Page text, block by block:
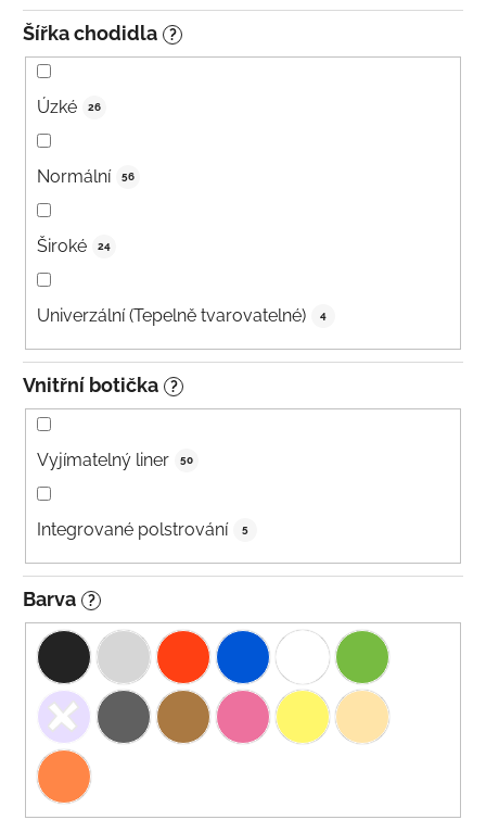
Šířka chodidla ?
Úzké 26
Normální 56
Široké 24
Univerzální (Tepelně tvarovatelné) 4
Vnitřní botička ?
Vyjímatelný liner 50
Integrované polstrování 5
Barva ?